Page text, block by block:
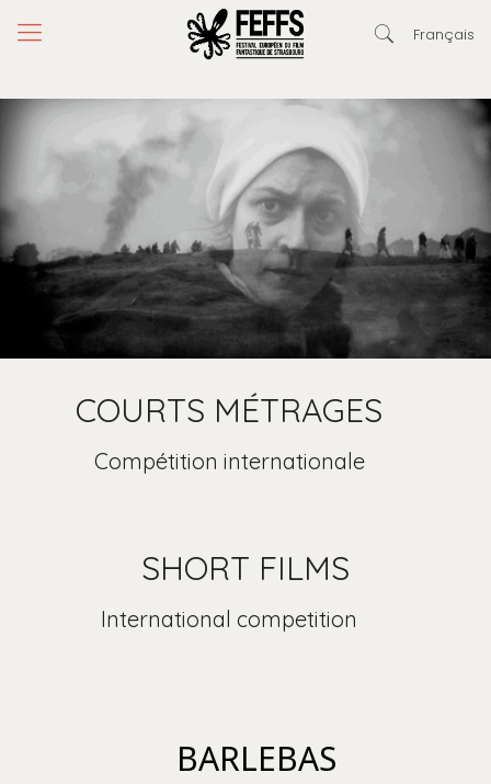
Français
COURTS MÉTRAGES
Compétition internationale
SHORT FILMS
International competition
BARLEBAS